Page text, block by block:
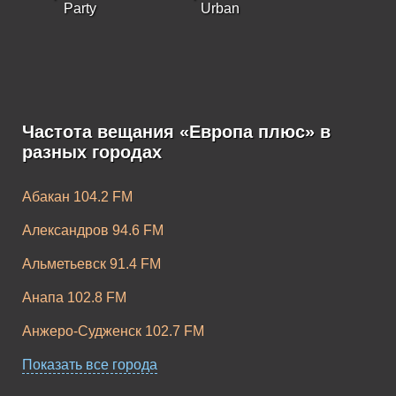
Party Urban
Европа Плюс K-
Pop
Частота вещания «Европа плюс» в
разных городах
Абакан 104.2 FM
Александров 94.6 FM
Альметьевск 91.4 FM
Анапа 102.8 FM
Анжеро-Судженск 102.7 FM
Апатиты 104.2 FM
Показать все города